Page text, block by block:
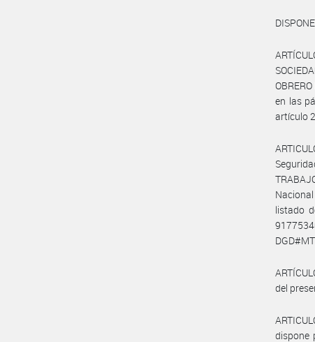
en las
artículo
listado
del
dispone